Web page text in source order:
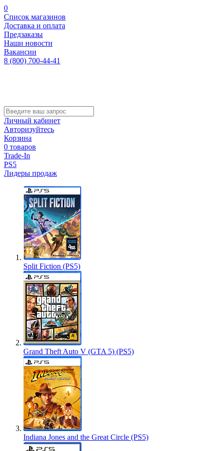
0
Список магазинов
Доставка и оплата
Предзаказы
Наши новости
Вакансии
8 (800) 700-44-41
Личный кабинет
Авторизуйтесь
Корзина
0 товаров
Trade-In
PS5
Лидеры продаж
Split Fiction (PS5)
Grand Theft Auto V (GTA 5) (PS5)
Indiana Jones and the Great Circle (PS5)